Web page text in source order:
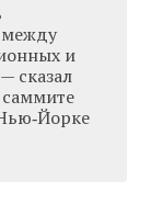
и
сказал